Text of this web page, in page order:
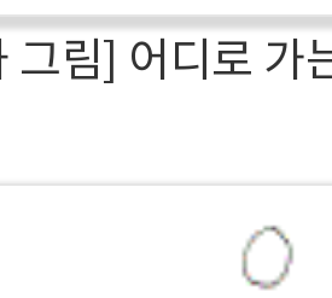
그림] 어디로 가